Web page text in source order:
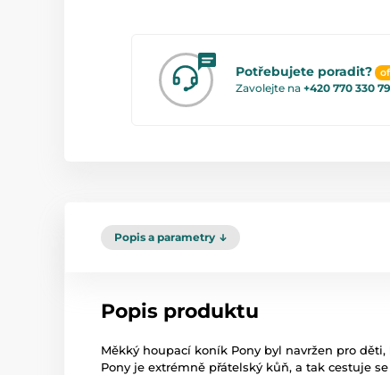
Potřebujete poradit?
Zavolejte na +420 770 330
Popis a parametry
Popis produktu
Měkký houpací koník Pony byl navržen pro
Pony je extrémně přátelský kůň, a tak cestuje